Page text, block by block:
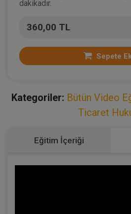
dakikadır.
360,00 TL
Sepete
Kategoriler: Bütün Video
Ticaret
Eğitim İçeriği